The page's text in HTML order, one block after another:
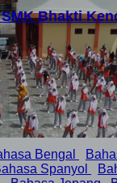
Bhakti
Bengal
Spanyol